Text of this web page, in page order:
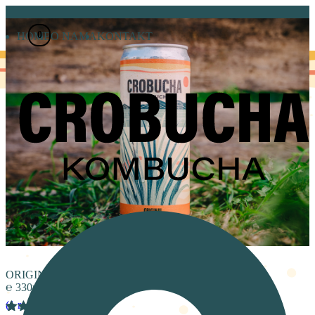
do
sadržaja
HOMEO NAMAKONTAKT
0
ORIGINAL
℮ 330ml
(1recenzija korisnika)